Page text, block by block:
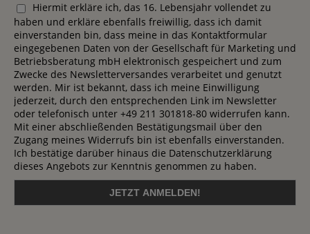
Hiermit erkläre ich, das 16. Lebensjahr vollendet zu
haben und erkläre ebenfalls freiwillig, dass ich damit
einverstanden bin, dass meine in das Kontaktformular
eingegebenen Daten von der Gesellschaft für Marketing und
Betriebsberatung mbH elektronisch gespeichert und zum
Zwecke des Newsletterversandes verarbeitet und genutzt
werden. Mir ist bekannt, dass ich meine Einwilligung
jederzeit, durch den entsprechenden Link im Newsletter
oder telefonisch unter +49 211 301818-80 widerrufen kann.
Mit einer abschließenden Bestätigungsmail über den
Zugang meines Widerrufs bin ist ebenfalls einverstanden.
Ich bestätige darüber hinaus die Datenschutzerklärung
dieses Angebots zur Kenntnis genommen zu haben.